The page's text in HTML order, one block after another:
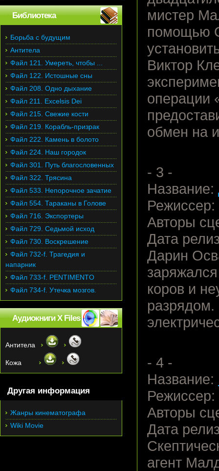
мистер
помощью
Виктор
операции
обмен на
- 3 -
Название:
Авторы
Дата
Дарин
коров и
разрядом.
- 4 -
Название:
Режиссер:
Авторы
Дата
агент
Библиотека
Борьба с будущим
Антитела
Файл 121. Умереть, чтобы ...
Файл 122. Истошные сны
Файл 208. Одно дыхание
Файл 211. Excelsis Dei
Файл 215. Свежие кости
Файл 219. Корабль-призрак
Файл 222. Камень в болото
Файл 224. Наш городок
Файл 301. Путь благословенных
Файл 322. Трясина
Файл 533. Непорочное зачатие
Файл 554. Тараканы в Голове
Файл 716. Экспортеры
Файл 729. Седьмой исход
Файл 730. Воскрешение
Файл 732-f. Трагедия и
напарник
Файл 733-f. PENTIMENTO
Файл 734-f. Утечка мозгов.
Аудиокниги X Files
Антитела
Кожа
Другая информация
Жанры кинематографа
Wiki Movie